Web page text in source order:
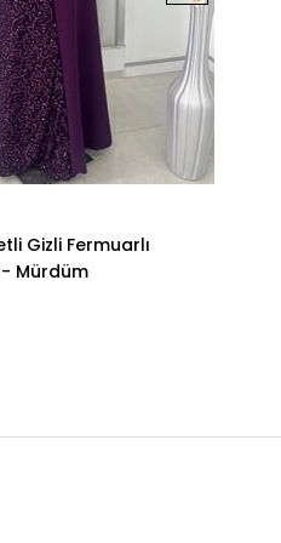
Gizli Fermuarlı
Mürdüm